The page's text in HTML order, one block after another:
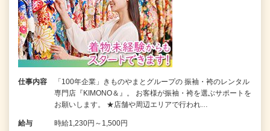
仕事内容
「100年企業」きものやまとグループの 振袖・袴のレンタル
専門店『KIMONO＆』。 お客様が振袖・袴を選ぶサポートを
お願いします。 ★店舗や周辺エリアで行われ…
給与 時給1,230円～1,500円